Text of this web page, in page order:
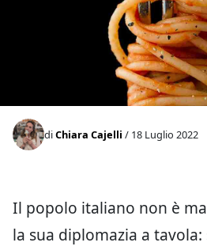
diChiara Cajelli / 18 Luglio 2022
Il popolo italiano non è
la sua diplomazia a